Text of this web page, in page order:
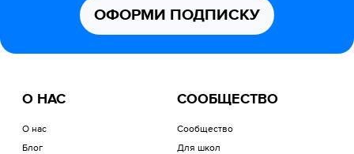
ОФОРМИ ПОДПИСКУ
О НАС
О нас
Блог
СООБЩЕСТВО
Сообщество
Для школ